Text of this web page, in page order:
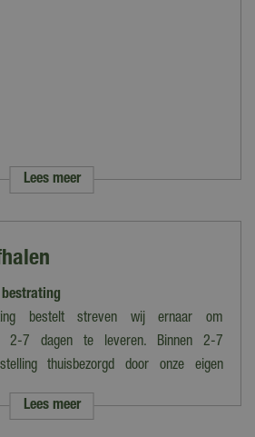
Lees meer
bestelt streven wij ernaar om
2-7 dagen te leveren. Binnen 2-7
thuisbezorgd door onze eigen
variëren van tarief i.v.m. grootte en het
Lees meer